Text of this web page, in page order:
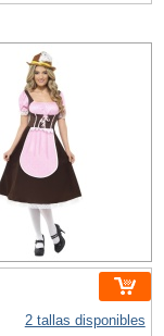
2 tallas disponibles